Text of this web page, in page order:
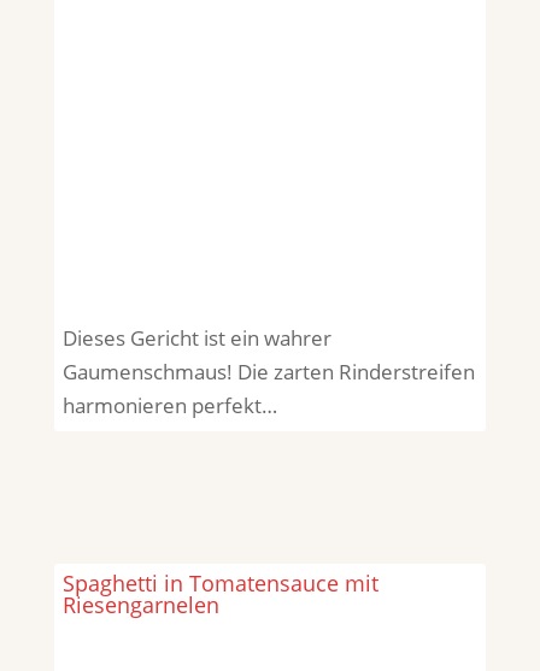
Dieses Gericht ist ein wahrer
Gaumenschmaus! Die zarten Rinderstreifen
harmonieren perfekt…
Spaghetti in Tomatensauce mit
Riesengarnelen